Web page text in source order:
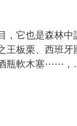
，它也是森林中
王板栗、西班牙
瓶軟木塞⋯⋯，